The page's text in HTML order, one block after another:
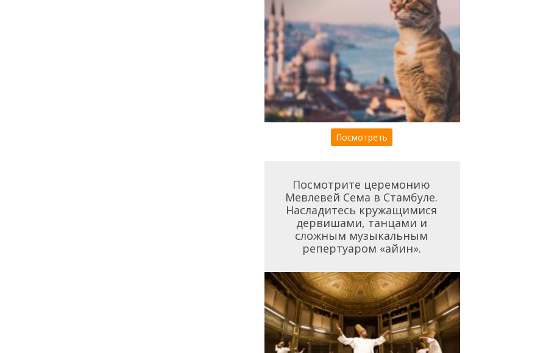
Посмотреть
Посмотрите церемонию
Мевлевей Сема в Стамбуле.
Насладитесь кружащимися
дервишами, танцами и
сложным музыкальным
репертуаром «айин».